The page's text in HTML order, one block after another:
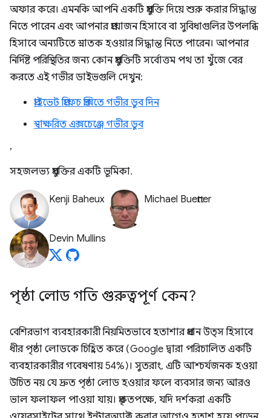
অফার করে। এমনকি আপনি একটি প্রযুক্তি দিয়ে শুরু করার সিদ্ধান্ত
নিতে পারেন এবং আপনার প্রয়োজন হিসাবে বা সুবিধাগুলির উপলব্ধি
হিসাবে অন্যটিতে স্নাতক হওয়ার সিদ্ধান্ত নিতে পারেন। আপনার
নির্দিষ্ট পরিস্থিতির জন্য কোন প্রযুক্তিটি সর্বোত্তম পথ তা খুঁজে বের
করতে এই গভীর ডাইভগুলি দেখুন:
প্রাইভেট প্রিফেচ প্রক্সিতে গভীর ডুব দিন
স্বাক্ষরিত এক্সচেঞ্জে গভীর ডুব
,
সহজলভ্য প্রযুক্তির একটি ভূমিকা.
Kenji Baheux Michael Buettner
Devin Mullins
পৃষ্ঠা লোড গতি গুরুত্বপূর্ণ কেন?
বেশিরভাগ ব্যবহারকারী নিয়মিতভাবে হতাশার প্রধান উত্স হিসাবে
ধীর পৃষ্ঠা লোডকে চিহ্নিত করে (Google দ্বারা পরিচালিত একটি
ব্যবহারকারীর গবেষণায় 54%)। সুতরাং, এটি আশ্চর্যজনক হওয়া
উচিত নয় যে দ্রুত পৃষ্ঠা লোড হওয়ার ফলে ব্যবসার জন্য আরও
ভাল ফলাফল পাওয়া যায়। প্রকৃতপক্ষে, যদি দর্শকরা একটি